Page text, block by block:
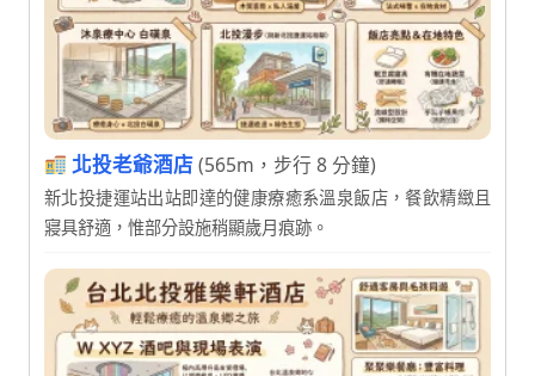
北投老爺酒店(565m，步行 8 分鐘)
新北投捷運站出站即達的健康療癒系溫泉飯店，餐飲精緻且
寢具舒適，惟部分設施稍顯歲月痕跡。